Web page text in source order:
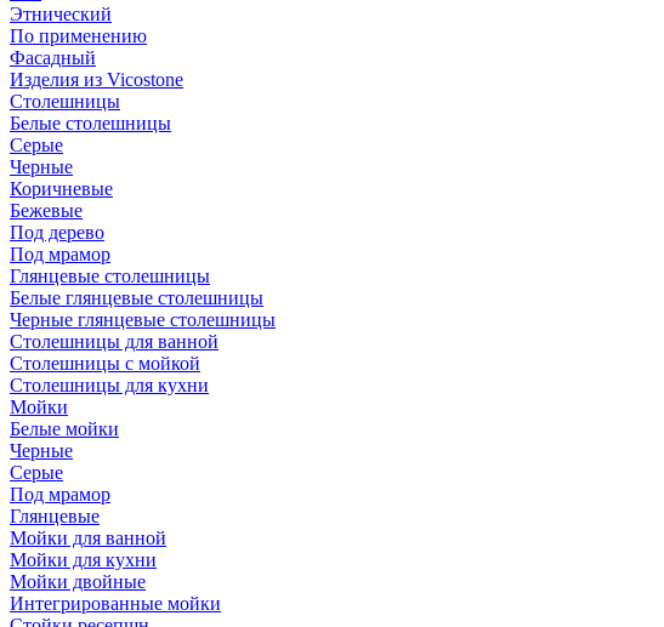
Этнический
По применению
Фасадный
Изделия из Vicostone
Столешницы
Белые столешницы
Серые
Черные
Коричневые
Бежевые
Под дерево
Под мрамор
Глянцевые столешницы
Белые глянцевые столешницы
Черные глянцевые столешницы
Столешницы для ванной
Столешницы с мойкой
Столешницы для кухни
Мойки
Белые мойки
Черные
Серые
Под мрамор
Глянцевые
Мойки для ванной
Мойки для кухни
Мойки двойные
Интегрированные мойки